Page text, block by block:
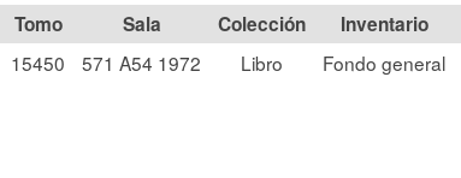
Tomo Sala Colección
15450 571 A54 1972 Libro Fondo general